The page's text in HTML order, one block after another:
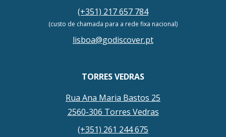
(+351) 217 657 784
(custo de chamada para a rede fixa nacional)
lisboa@godiscover.pt
TORRES VEDRAS
Rua Ana Maria Bastos 25
2560-306 Torres Vedras
(+351) 261 244 675